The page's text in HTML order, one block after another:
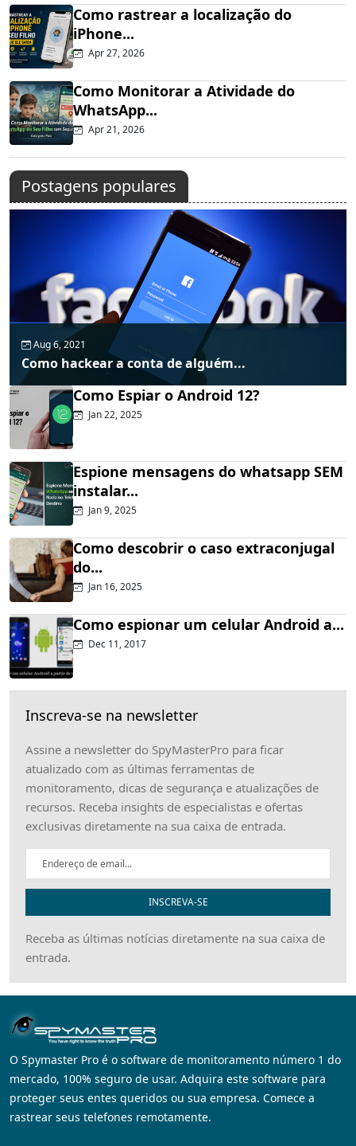
Como rastrear a localização do
iPhone...
Apr 27, 2026
Como Monitorar a Atividade do
WhatsApp...
Apr 21, 2026
Postagens populares
Aug 6, 2021
Como hackear a conta de alguém...
Como Espiar o Android 12?
Jan 22, 2025
Espione mensagens do whatsapp SEM
instalar...
Jan 9, 2025
Como descobrir o caso extraconjugal
do...
Jan 16, 2025
Como espionar um celular Android a...
Dec 11, 2017
Inscreva-se na newsletter
Assine a newsletter do SpyMasterPro para ficar
atualizado com as últimas ferramentas de
monitoramento, dicas de segurança e atualizações de
recursos. Receba insights de especialistas e ofertas
exclusivas diretamente na sua caixa de entrada.
INSCREVA-SE
Receba as últimas notícias diretamente na sua caixa de
entrada.
O Spymaster Pro é o software de monitoramento número 1 do
mercado, 100% seguro de usar. Adquira este software para
proteger seus entes queridos ou sua empresa. Comece a
rastrear seus telefones remotamente.